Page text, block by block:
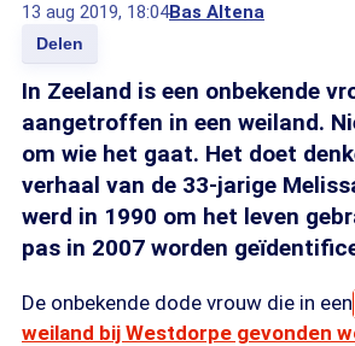
13 aug 2019, 18:04Bas Altena
Delen
In Zeeland is een onbekende
aangetroffen in een weiland.
om wie het gaat. Het doet
verhaal van de 33-jarige
werd in 1990 om het leven
pas in 2007 worden
De onbekende dode vrouw die in een
weiland bij Westdorpe gevonden